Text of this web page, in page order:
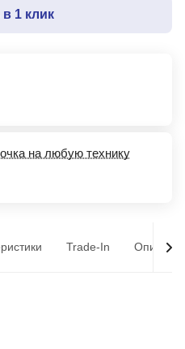
в 1 клик
на любую технику
Trade-In